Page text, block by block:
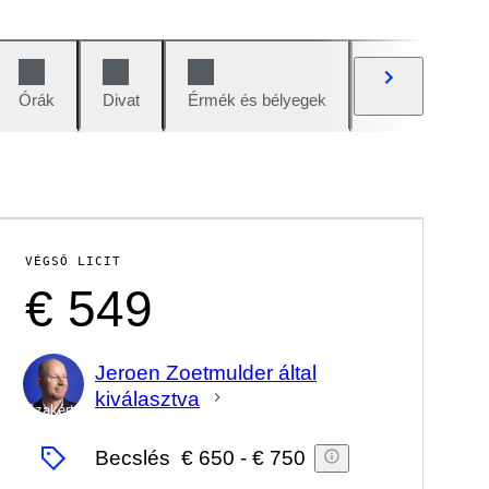
Órák Divat Érmék és bélyegek
VÉGSŐ LICIT
€ 549
Szakértő
Jeroen Zoetmulder által
kiválasztva
Becslés € 650 - € 750